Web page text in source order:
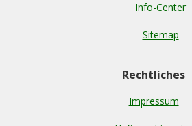
Info-Center
Sitemap
Rechtliches
Impressum